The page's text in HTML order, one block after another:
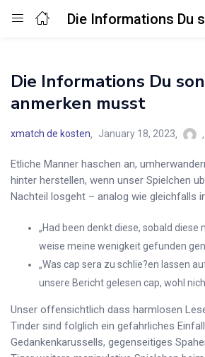
Login
Enter your username and password to
Remember me
Die Informations Du
anmerken musst
xmatch de kosten January 18, 2023
Etliche Manner haschen an,
hinter herstellen, wenn unser Spielchen
Nachteil losgeht – analog wie gleichfalls
„Had been denkt diese, sobald
weise meine wenigkeit gefunden
„Was cap sera zu schlie?en lassen
unsere Bericht gelesen cap, wohl
Unser offensichtlich dass harmlosen
Tinder sind folglich ein gefahrliches
Gedankenkarussells, gegenseitiges